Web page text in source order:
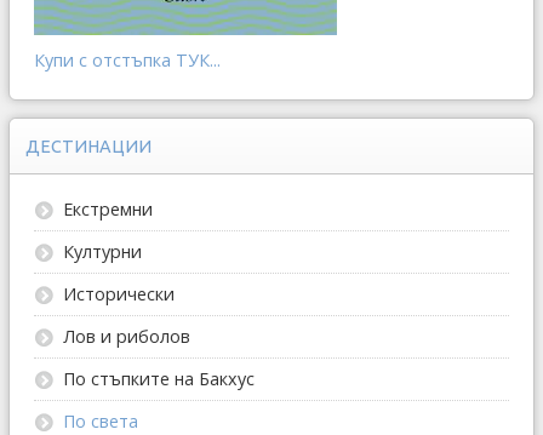
Купи с отстъпка ТУК...
ДЕСТИНАЦИИ
Екстремни
Културни
Исторически
Лов и риболов
По стъпките на Бакхус
По света